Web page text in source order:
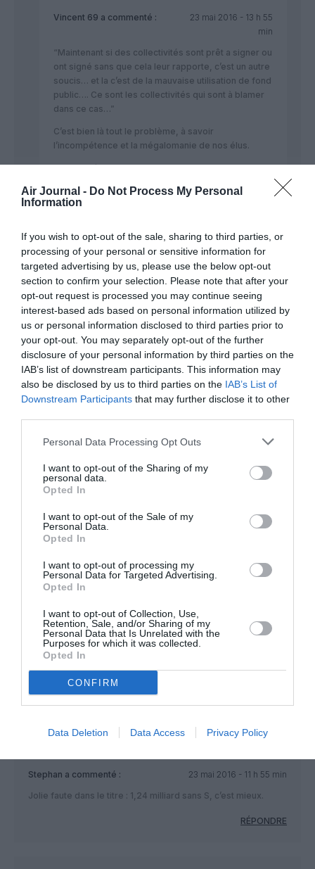
Air Journal - Do Not Process My Personal
Information
If you wish to opt-out of the sale, sharing to third parties, or
processing of your personal or sensitive information for
targeted advertising by us, please use the below opt-out
section to confirm your selection. Please note that after your
opt-out request is processed you may continue seeing
interest-based ads based on personal information utilized by
us or personal information disclosed to third parties prior to
your opt-out. You may separately opt-out of the further
disclosure of your personal information by third parties on the
IAB’s list of downstream participants. This information may
also be disclosed by us to third parties on the IAB’s List of
Downstream Participants that may further disclose it to other
Personal Data Processing Opt Outs
I want to opt-out of the Sharing of my
personal data.
Opted In
I want to opt-out of the Sale of my
Personal Data.
Opted In
I want to opt-out of processing my
Personal Data for Targeted Advertising.
Opted In
I want to opt-out of Collection, Use,
Retention, Sale, and/or Sharing of my
Personal Data that Is Unrelated with the
Purposes for which it was collected.
Opted In
CONFIRM
Data Deletion Data Access Privacy Policy
Vincent 69 a commenté :
23 mai 2016 - 13 h 55
min
“Maintenant si des collectivités sont prêt a signer ou
ont signé sans que cela leur rapporte, c’est un autre
soucis… et la c’est de la mauvaise utilisation de fond
public…. Ce sont les collectivités qui sont à blamer
dans ce cas…”
C’est bien là tout le problème, à savoir
l’incompétence et la mégalomanie de nos élus.
De surcroît, si encore cela ne rapportait rien aux
et de façon exponentielle : en moyenne, lorsqu’un
il y a de passagers, plus ça coûte ! ! !
RÉPONDRE
gordon24a commenté :
23 mai 2016 - 16 h
49 min
Oui mais dans ce cas, la contrepartie
esperée par les collectivités, c’est un
afflux de touristes avec comme but ultime
la depense de devises au niveau local….
Mais aussi, la perenité de l’aeroport local
donc des emplois à la clé. On pourrait
entreprises locales avec la disponibilité
Ca c’est la théorie sur le papier, je ne dis
c’est un peu a comparer à une campagne
de pub pour promouvoir la region.
PhilipLeGaulois a commenté :
23 mai 2016 - 15 h 52
min
oui sauf que, qui dit subvention des collectivités, dit
qui finance les collectivités.
RÉPONDRE
Stephan a commenté :
23 mai 2016 - 11 h 55 min
Jolie faute dans le titre : 1,24 milliard sans S, c’est mieux.
RÉPONDRE